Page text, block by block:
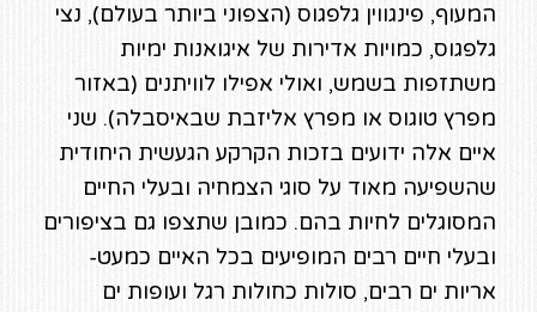
המעוף, פינגווין גלפגוס (הצפוני ביותר בעולם), נצי
גלפגוס, כמויות אדירות של איגואנות ימיות
משתזפות בשמש, ואולי אפילו לוויתנים (באזור
מפרץ טוגוס או מפרץ אליזבת שבאיסבלה). שני
איים אלה ידועים בזכות הקרקע הגעשית היחודית
שהשפיעה מאוד על סוגי הצמחיה ובעלי החיים
המסוגלים לחיות בהם. כמובן שתצפו גם בציפורים
ובעלי חיים רבים המופיעים בכל האיים כמעט-
אריות ים רבים, סולות כחולות רגל ועופות ים